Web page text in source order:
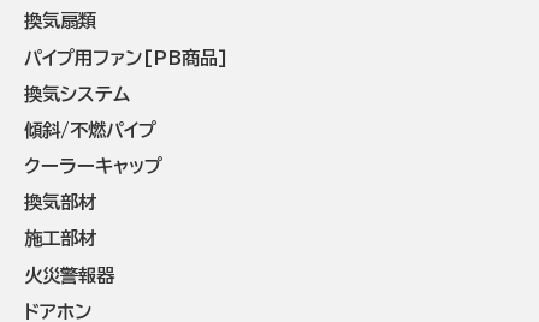
換気扇類
パイプ用ファン[PB商品]
換気システム
傾斜/不燃パイプ
クーラーキャップ
換気部材
施工部材
火災警報器
ドアホン